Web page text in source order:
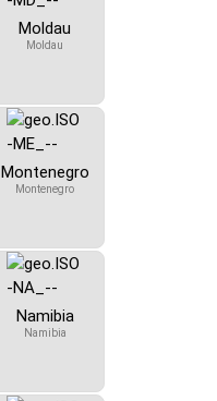
Moldau
Moldau
Montenegro
Montenegro
Namibia
Namibia